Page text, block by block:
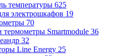
температуры 625
электрошкафов 19
70
термометры Smartmodule 36
32
Line Energy 25